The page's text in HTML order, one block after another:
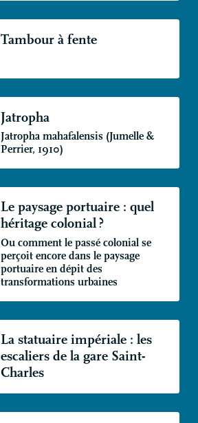
Tambour à fente
Jatropha
Jatropha mahafalensis (Jumelle &
Perrier, 1910)
Le paysage portuaire : quel
héritage colonial?
Ou comment le passé colonial se
perçoit encore dans le paysage
portuaire en dépit des
transformations urbaines
La statuaire impériale : les
escaliers de la gare Saint-
Charles